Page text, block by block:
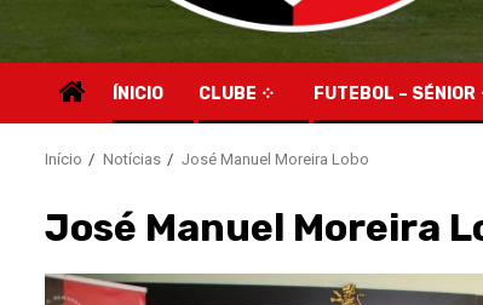
ÍNICIO CLUBE FUTEBOL – SÉNIOR
Início Notícias José Manuel Moreira Lobo
José Manuel Moreira